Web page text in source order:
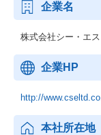
企業名
株式会社シー・エ
企業HP
http://
本社所在地